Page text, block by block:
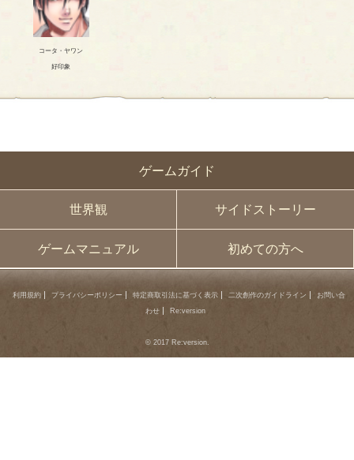
ゲームガイド
世界観 サイドストーリー
ゲームマニュアル 初めての方へ
コータ・ヤワン
好印象
利用規約 プライバシーポリシー 特定商取引法に基づく表示 二次創作のガイドライン
お問い合
わせ
Re:version
© 2017 Re:version.